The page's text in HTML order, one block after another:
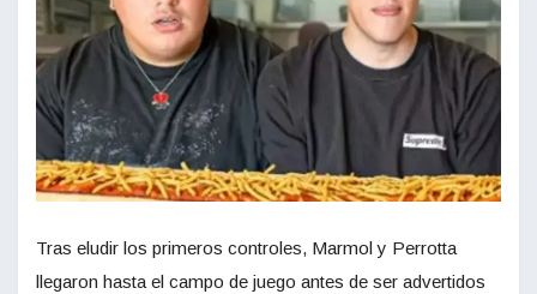
Tras eludir los primeros controles, Marmol y Perrotta
llegaron hasta el campo de juego antes de ser advertidos